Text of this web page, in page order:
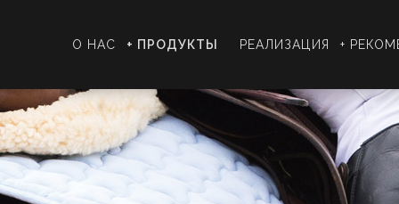
О НАС + ПРОДУКТЫ РЕАЛИЗАЦИЯ +